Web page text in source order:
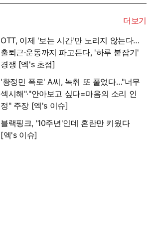
더보기
OTT, 이제 '보는 시간'만 노리지 않는다…
출퇴근·운동까지 파고든다, '하루 붙잡기'
경쟁 [엑's 초점]
'황정민 폭로' A씨, 녹취 또 풀었다…"너무
섹시해"·"안아보고 싶다=마음의 소리 인
정" 주장 [엑's 이슈]
블랙핑크, '10주년'인데 혼란만 키웠다
[엑's 이슈]